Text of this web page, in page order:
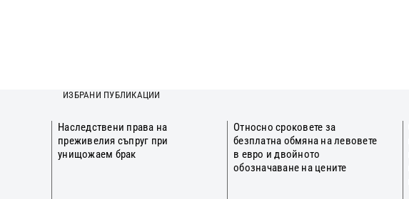
ИЗБРАНИ ПУБЛИКАЦИИ
Наследствени права на
преживелия съпруг при
унищожаем брак
Относно сроковете за
безплатна обмяна на левовете
в евро и двойното
обозначаване на цените